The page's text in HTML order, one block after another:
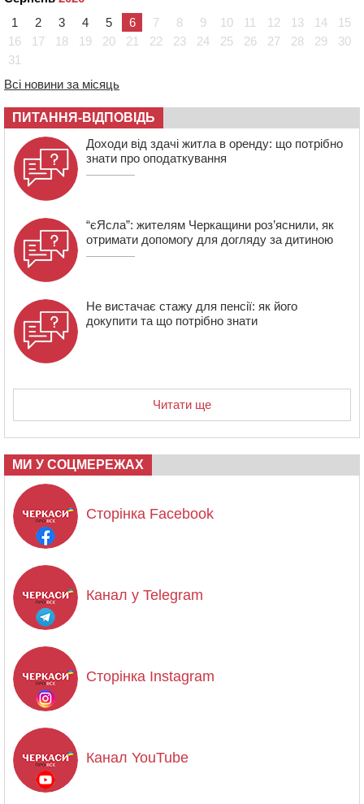
16:16
У Дахнівському лісництві екоінспектори натрапили на
незаконне будівництво
15:38
15:08 Від Чернівців до Бакоти: пів сотні працівників
“Черкасиобленерго” побували у мандрівці
14:35 У Монастирищі зустріли військового, який потрапив у
полон під час бою на Київщині
14:03 Постраждав водій і неповнолітня пасажирка: у
Чорнобаї мотоцикліст врізався у легковик
1
2 3 4 5 6 7 8 9 10 11 12 13 14
15
16
17 18 19 20 21 22 23 24 25 26 27 28 29
30
31
Всі новини за місяць
ПИТАННЯ-ВІДПОВІДЬ
Доходи від здачі житла в оренду: що потрібно
знати про оподаткування
“єЯсла”: жителям Черкащини роз’яснили, як
отримати допомогу для догляду за дитиною
Не вистачає стажу для пенсії: як його
докупити та що потрібно знати
Читати ще
МИ У СОЦМЕРЕЖАХ
Сторінка Facebook
Канал у Telegram
Сторінка Instagram
Канал YouTube